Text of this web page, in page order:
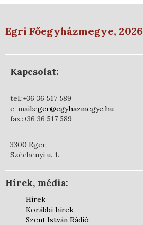
Egri Főegyházmegye, 2026
Kapcsolat:
tel.:+36 36 517 589
e-mail:eger@egyhazmegye.hu
fax.:+36 36 517 589
3300 Eger,
Széchenyi u. 1.
Hírek, média:
Hírek
Korábbi hírek
Szent István Rádió